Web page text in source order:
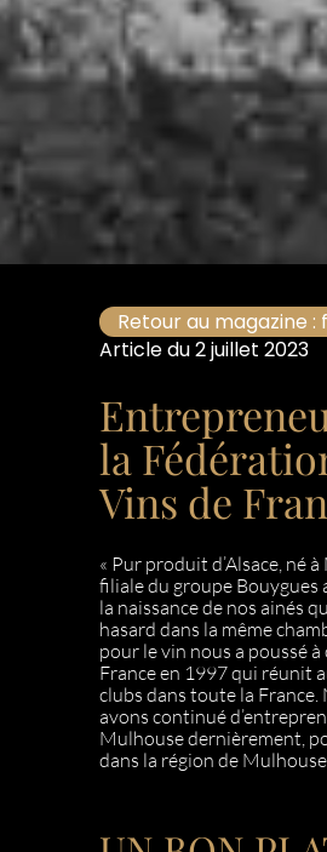
Retour au magazine :
Article du 2 juillet 2023
la
Vins de
« Pur produit d’Alsace, né
filiale du groupe Bouygues
la naissance de nos ainés
hasard dans la même
pour le vin nous a poussé
France en 1997 qui réunit
clubs dans toute la
avons continué
Mulhouse dernièrement,
dans la région de